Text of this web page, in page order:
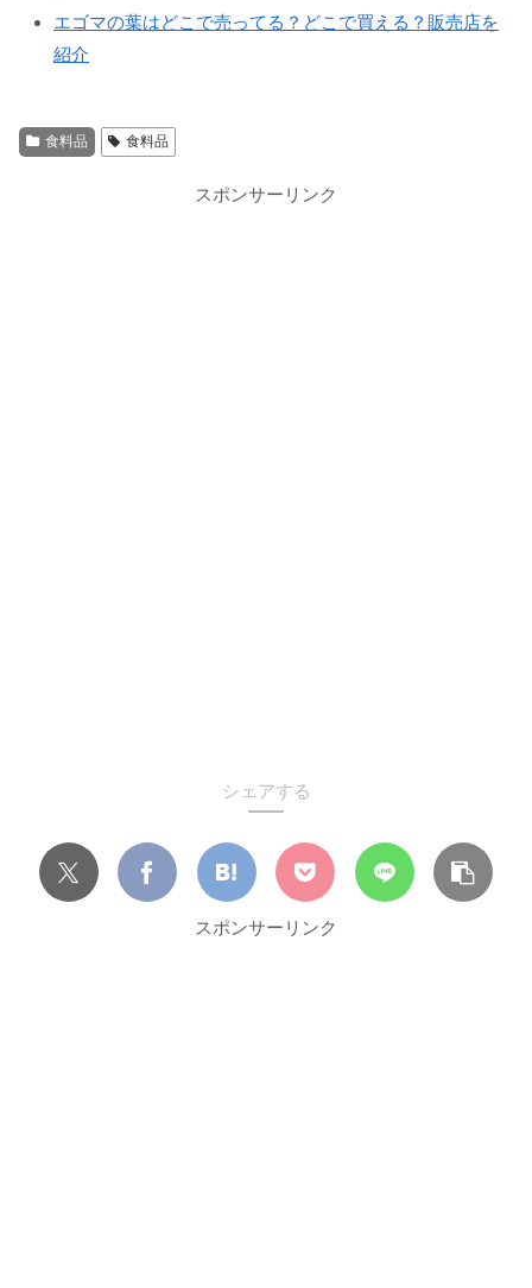
エゴマの葉はどこで売ってる？どこで買える？販売店を
紹介
食料品 食料品
スポンサーリンク
シェアする
スポンサーリンク